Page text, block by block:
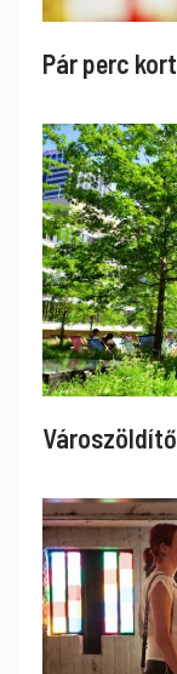
Pár perc